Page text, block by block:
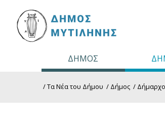
ΔΗΜΟΣ
/Τα Νέα του Δήμου / Δήμος /